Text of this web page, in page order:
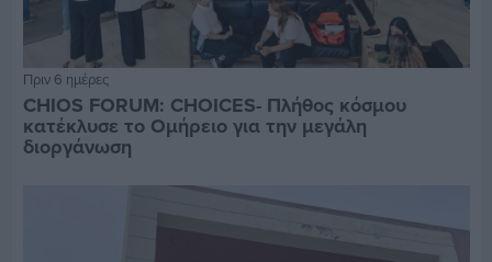
Πριν 6 ημέρες
CHIOS FORUM: CHOICES- Πλήθος κόσμου
κατέκλυσε το Ομήρειο για την μεγάλη
διοργάνωση